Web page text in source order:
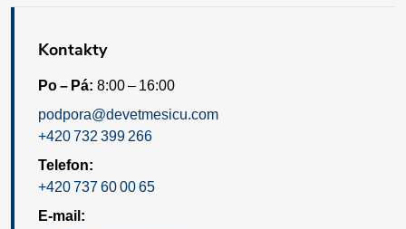
Kontakty
Po – Pá: 8:00 – 16:00
podpora@devetmesicu.com
+420 732 399 266
Telefon:
+420 737 60 00 65
E-mail: